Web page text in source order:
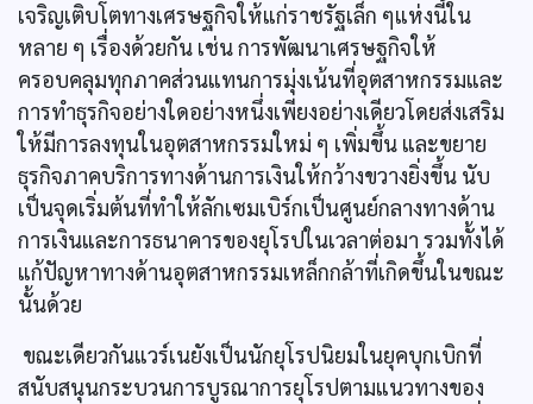
เจริญเติบโตทางเศรษฐกิจให้แก่ราชรัฐเล็ก ๆแห่งนี้ใน
หลาย ๆ เรื่องด้วยกัน เช่น การพัฒนาเศรษฐกิจให้
ครอบคลุมทุกภาคส่วนแทนการมุ่งเน้นที่อุตสาหกรรมและ
การทำธุรกิจอย่างใดอย่างหนึ่งเพียงอย่างเดียวโดยส่งเสริม
ให้มีการลงทุนในอุตสาหกรรมใหม่ ๆ เพิ่มขึ้น และขยาย
ธุรกิจภาคบริการทางด้านการเงินให้กว้างขวางยิ่งขึ้น นับ
เป็นจุดเริ่มต้นที่ทำให้ลักเซมเบิร์กเป็นศูนย์กลางทางด้าน
การเงินและการธนาคารของยุโรปในเวลาต่อมา รวมทั้งได้
แก้ปัญหาทางด้านอุตสาหกรรมเหล็กกล้าที่เกิดขึ้นในขณะ
นั้นด้วย
ขณะเดียวกันแวร์เนยังเป็นนักยุโรปนิยมในยุคบุกเบิกที่
สนับสนุนกระบวนการบูรณาการยุโรปตามแนวทางของ